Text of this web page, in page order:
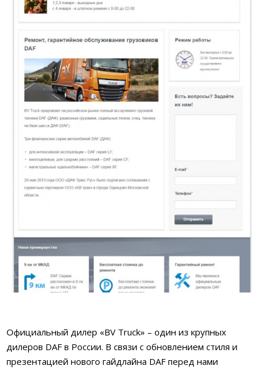
Официальный дилер «BV Truck» – один из крупных
дилеров DAF в России. В связи с обновлением стиля и
презентацией нового гайдлайна DAF перед нами